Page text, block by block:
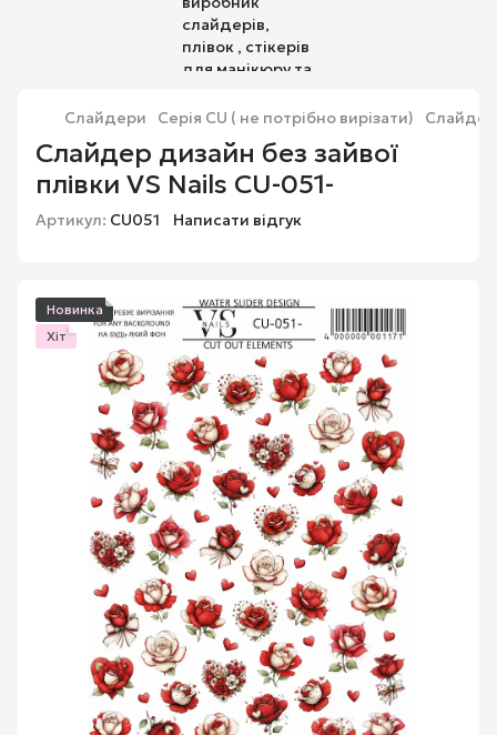
Слайдери Серія CU ( не потрібно вирізати) Слайдер
Слайдер дизайн без зайвої
плівки VS Nails CU-051-
Артикул: CU051 Написати відгук
Новинка
Хіт